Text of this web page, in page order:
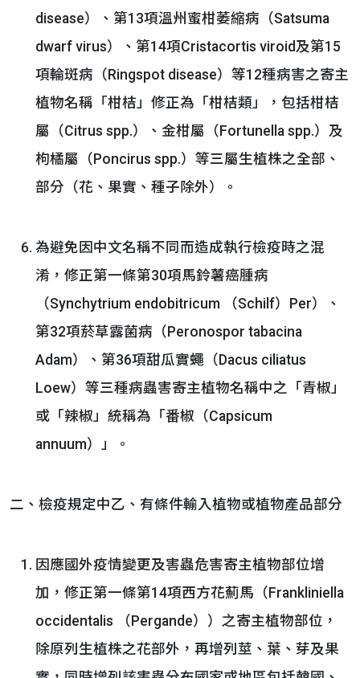
disease）、第13項溫州蜜柑萎縮病（Satsuma
dwarf virus）、第14項Cristacortis viroid及第15
項輪斑病（Ringspot disease）等12種病害之寄主
植物名稱「柑桔」修正為「柑桔類」，包括柑桔
屬（Citrus spp.）、金柑屬（Fortunella spp.）及
枸橘屬（Poncirus spp.）等三屬生植株之全部、
部分（花、果實、種子除外）。
為避免因中文名稱不同而造成執行檢疫時之混
淆，修正第一條第30項馬鈴薯癌腫病
（Synchytrium endobitricum （Schilf）Per）、
第32項菸草露菌病（Peronospor tabacina
Adam）、第36項甜瓜實蠅（Dacus ciliatus
Loew）等三種病蟲害寄主植物名稱中之「青椒」
或「辣椒」統稱為「番椒（Capsicum
annuum）」。
二、檢疫規定中乙、有條件輸入植物或植物產品部分
因應國外疫情變更及害蟲危害寄主植物部位增
加，修正第一條第14項西方花薊馬（Frankliniella
occidentalis （Pergande））之寄主植物部位，
除原列生植株之花部外，再增列莖、葉、芽及果